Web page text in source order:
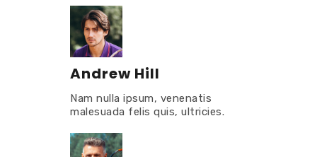
Andrew Hill
Nam nulla ipsum, venenatis
malesuada felis quis, ultricies.